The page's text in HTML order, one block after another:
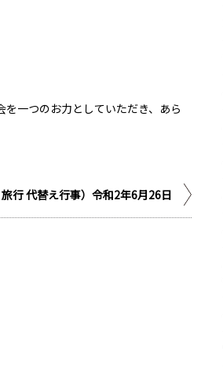
一つのお力としていただき、あら
行 代替え行事）令和2年6月26日